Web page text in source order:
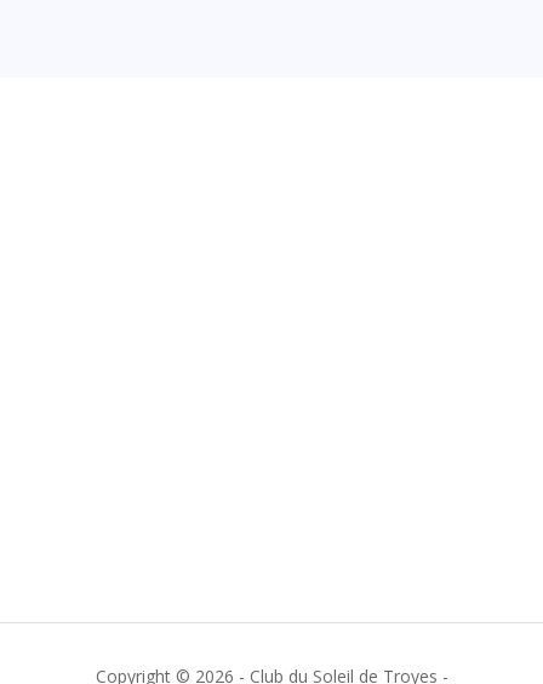
Copyright © 2026 - Club du Soleil de Troyes -